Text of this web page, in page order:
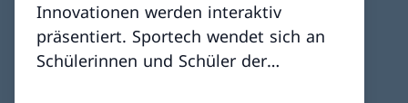
Innovationen werden interaktiv
präsentiert. Sportech wendet sich an
Schülerinnen und Schüler der